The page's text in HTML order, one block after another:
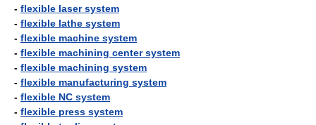
- flexible laser system
- flexible lathe system
- flexible machine system
- flexible machining center system
- flexible machining system
- flexible manufacturing system
- flexible NC system
- flexible press system